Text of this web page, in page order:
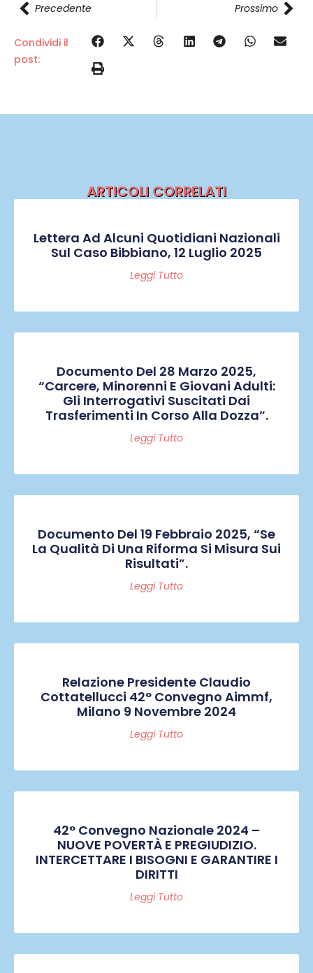
Precedente Prossimo
Condividi il
post:
ARTICOLI CORRELATI
Lettera Ad Alcuni Quotidiani Nazionali
Sul Caso Bibbiano, 12 Luglio 2025
Leggi Tutto
Documento Del 28 Marzo 2025,
“Carcere, Minorenni E Giovani Adulti:
Gli Interrogativi Suscitati Dai
Trasferimenti In Corso Alla Dozza”.
Leggi Tutto
Documento Del 19 Febbraio 2025, “Se
La Qualità Di Una Riforma Si Misura Sui
Risultati”.
Leggi Tutto
Relazione Presidente Claudio
Cottatellucci 42° Convegno Aimmf,
Milano 9 Novembre 2024
Leggi Tutto
42° Convegno Nazionale 2024 –
NUOVE POVERTÀ E PREGIUDIZIO.
INTERCETTARE I BISOGNI E GARANTIRE I
DIRITTI
Leggi Tutto